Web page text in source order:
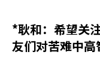
*耿和：希望关
友们对苦难中